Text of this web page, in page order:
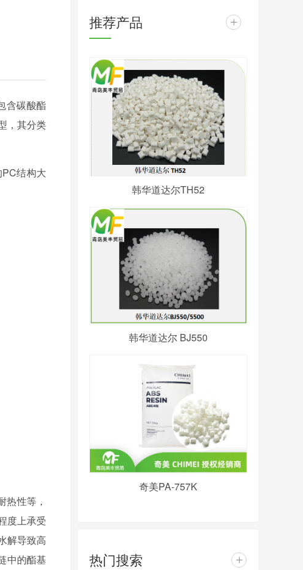
含碳酸酯
，其分类
PC结构大
性等，
度上承受
解导致高
中的酯基
推荐产品 +
韩华道达尔TH52
韩华道达尔 BJ550
奇美PA-757K
热门搜索 +